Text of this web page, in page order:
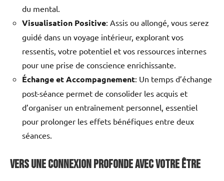
du mental.
Visualisation Positive: Assis ou allongé, vous serez
guidé dans un voyage intérieur, explorant vos
ressentis, votre potentiel et vos ressources internes
pour une prise de conscience enrichissante.
Échange et Accompagnement: Un temps d’échange
post-séance permet de consolider les acquis et
d’organiser un entraînement personnel, essentiel
pour prolonger les effets bénéfiques entre deux
séances.
Vers une connexion profonde avec votre être